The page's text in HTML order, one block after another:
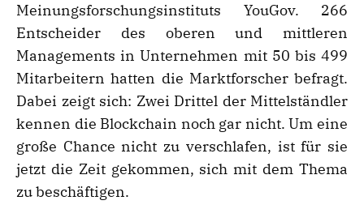
Meinungsforschungsinstituts YouGov. 266
Entscheider des oberen und mittleren
Managements in Unternehmen mit 50 bis 499
Mitarbeitern hatten die Marktforscher befragt.
Dabei zeigt sich: Zwei Drittel der Mittelständler
kennen die Blockchain noch gar nicht. Um eine
große Chance nicht zu verschlafen, ist für sie
jetzt die Zeit gekommen, sich mit dem Thema
zu beschäftigen.